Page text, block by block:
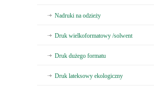
Nadruki na odzieży
Druk wielkoformatowy /solwent
Druk dużego formatu
Druk lateksowy ekologiczny